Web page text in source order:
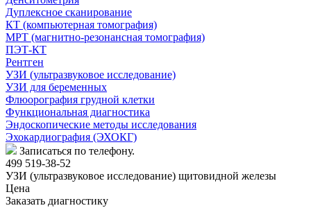
Дуплексное сканирование
КТ (компьютерная томография)
МРТ (магнитно-резонансная томография)
ПЭТ-КТ
Рентген
УЗИ (ультразвуковое исследование)
УЗИ для беременных
Флюорография грудной клетки
Функциональная диагностика
Эндоскопические методы исследования
Эхокардиография (ЭХОКГ)
Записаться по телефону.
499 519-38-52
УЗИ (ультразвуковое исследование) щитовидной железы
Цена
Заказать диагностику